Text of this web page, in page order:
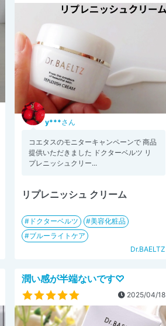
y***さん
コエタスのモニターキャンペーンで 商品
提供いただきました ドクターベルツ リ
プレニッシュクリー...
リプレニッシュ クリーム
ドクターベルツ
美容化粧品
ブルーライトケア
Dr.BAELTZ
潤い感が半端ないです♡
2025/04/18